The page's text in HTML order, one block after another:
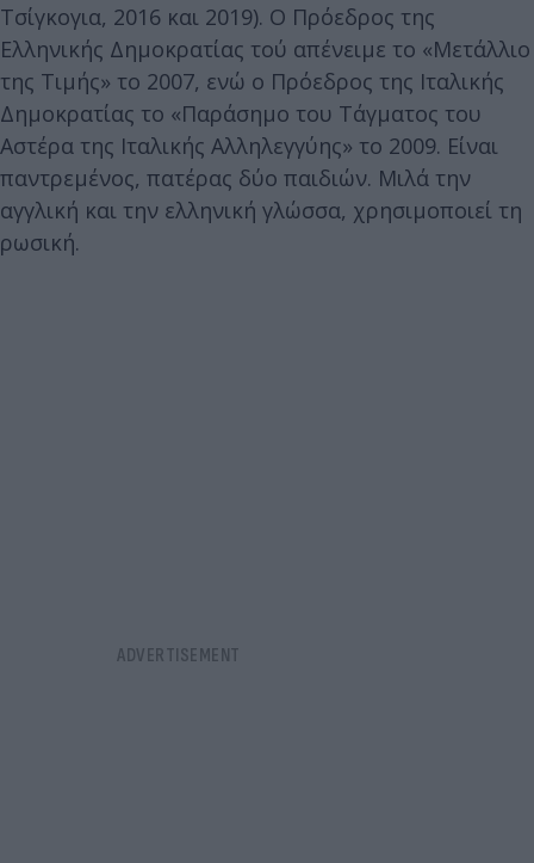
Τσίγκογια, 2016 και 2019). Ο Πρόεδρος της
Ελληνικής Δημοκρατίας τού απένειμε το «Μετάλλιο
της Τιμής» το 2007, ενώ ο Πρόεδρος της Ιταλικής
Δημοκρατίας το «Παράσημο του Τάγματος του
Αστέρα της Ιταλικής Αλληλεγγύης» το 2009. Είναι
παντρεμένος, πατέρας δύο παιδιών. Μιλά την
αγγλική και την ελληνική γλώσσα, χρησιμοποιεί τη
ρωσική.